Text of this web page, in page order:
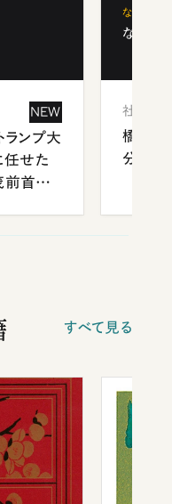
NEW
ランプ大
任せた
前首相
なぜ「フ
なぜ「
社会
橋本愛
分 佐
すべて見る